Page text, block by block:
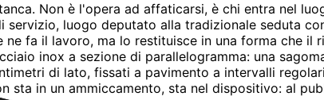
Non è l'opera ad affaticarsi, è chi entra nel
luogo deputato alla tradizionale seduta
fa il lavoro, ma lo restituisce in una forma che
inox a sezione di parallelogramma: una
di lato, fissati a pavimento a intervalli
sta in un ammiccamento, sta nel dispositivo: al